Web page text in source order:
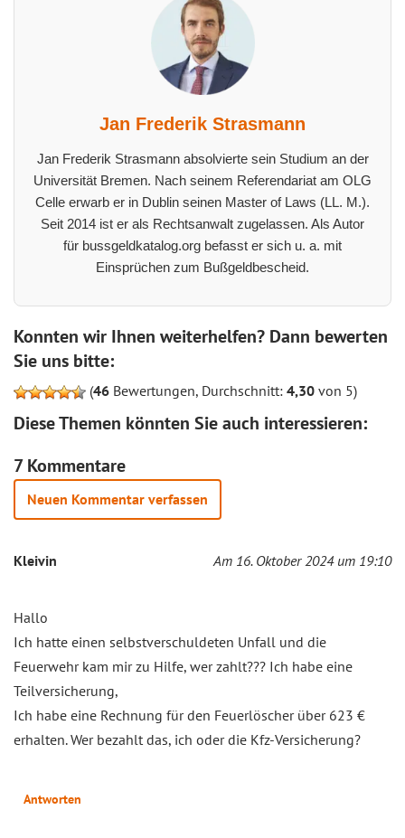
Jan Frederik Strasmann
Jan Frederik Strasmann absolvierte sein Studium an der
Universität Bremen. Nach seinem Referendariat am OLG
Celle erwarb er in Dublin seinen Master of Laws (LL. M.).
Seit 2014 ist er als Rechtsanwalt zugelassen. Als Autor
für bussgeldkatalog.org befasst er sich u. a. mit
Einsprüchen zum Bußgeldbescheid.
Konnten wir Ihnen weiterhelfen? Dann bewerten
Sie uns bitte:
(46 Bewertungen, Durchschnitt: 4,30 von 5)
Diese Themen könnten Sie auch interessieren:
7 Kommentare
Neuen Kommentar verfassen
Kleivin Am 16. Oktober 2024 um 19:10
Hallo
Ich hatte einen selbstverschuldeten Unfall und die
Feuerwehr kam mir zu Hilfe, wer zahlt??? Ich habe eine
Teilversicherung,
Ich habe eine Rechnung für den Feuerlöscher über 623 €
erhalten. Wer bezahlt das, ich oder die Kfz-Versicherung?
Antworten